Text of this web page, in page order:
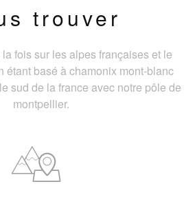
trouver
fois sur les alpes françaises et le
étant basé à chamonix mont-blanc
sud de la france avec notre pôle de
montpellier.